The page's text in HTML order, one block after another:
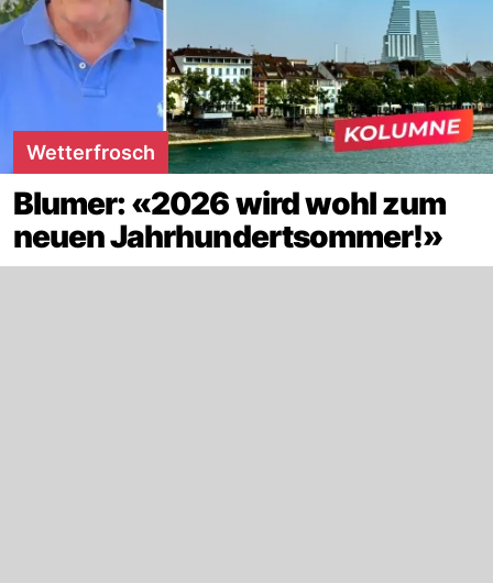
Wetterfrosch
Blumer: «2026 wird wohl zum
neuen Jahrhundertsommer!»